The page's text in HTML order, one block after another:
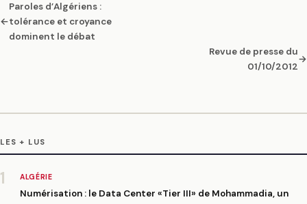
←
Paroles d’Algériens :
tolérance et croyance
dominent le débat
Revue de presse du
01/10/2012
→
LES + LUS
1 ALGÉRIE
Numérisation : le Data Center «Tier III» de Mohammadia, un